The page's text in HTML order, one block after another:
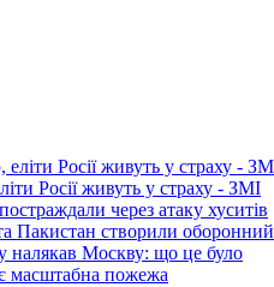
Росії живуть у страху - ЗМІ
через атаку хуситів
Пакистан створили
налякав Москву: що це було
масштабна пожежа